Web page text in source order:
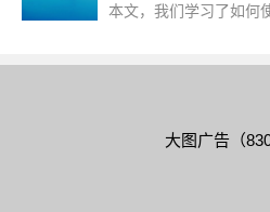
本文，我们学习了如何
大图广告（